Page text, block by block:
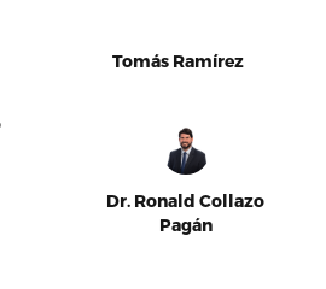
Tomás Ramírez
Dr. Ronald Collazo
Pagán